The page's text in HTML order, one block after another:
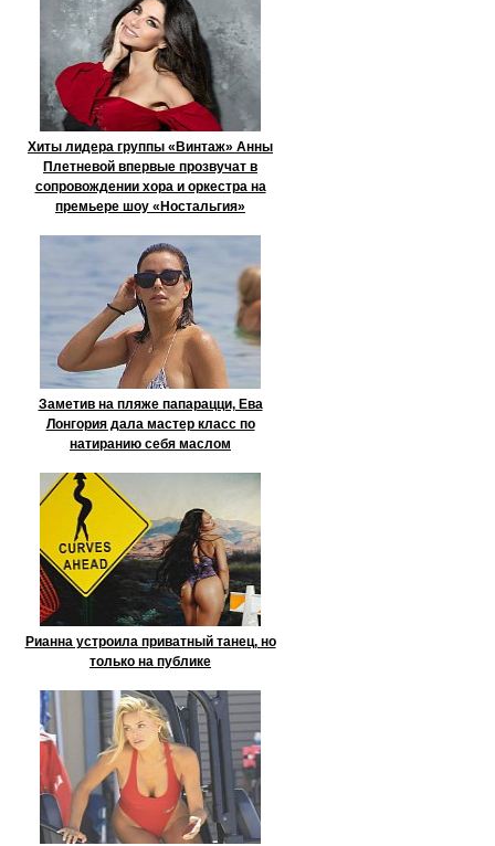
Хиты лидера группы «Винтаж» Анны
Плетневой впервые прозвучат в
сопровождении хора и оркестра на
премьере шоу «Ностальгия»
Заметив на пляже папарацци, Ева
Лонгория дала мастер класс по
натиранию себя маслом
Рианна устроила приватный танец, но
только на публике